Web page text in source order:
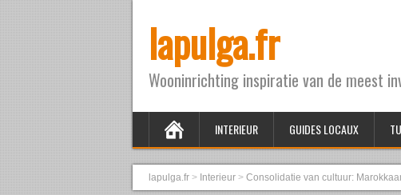
lapulga.fr
Wooninrichting inspiratie van de meest
INTERIEUR GUIDES LOCAUX
lapulga.fr > Interieur > Consolidatie van cultuur: